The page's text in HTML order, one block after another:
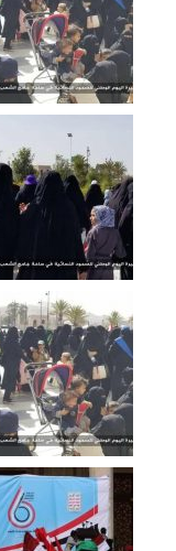
تعز –
زامل
اسماعيل
1443هـ
1443هـ